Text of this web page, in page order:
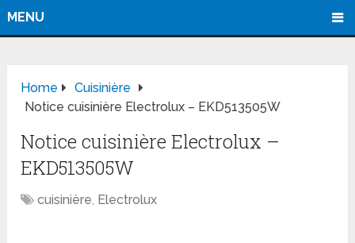
MENU
Home
Cuisinière
Notice cuisinière Electrolux – EKD513505W
Notice cuisinière Electrolux –
EKD513505W
cuisinière, Electrolux